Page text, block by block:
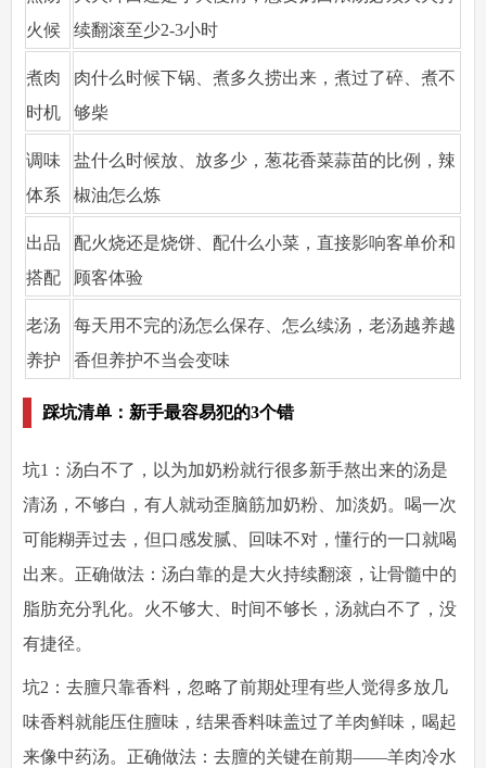
火候
续翻滚至少2-3小时
煮肉
时机
肉什么时候下锅、煮多久捞出来，煮过了碎、煮不
够柴
调味
体系
盐什么时候放、放多少，葱花香菜蒜苗的比例，辣
椒油怎么炼
出品
搭配
配火烧还是烧饼、配什么小菜，直接影响客单价和
顾客体验
老汤
养护
每天用不完的汤怎么保存、怎么续汤，老汤越养越
香但养护不当会变味
踩坑清单：新手最容易犯的3个错
坑1：汤白不了，以为加奶粉就行很多新手熬出来的汤是
清汤，不够白，有人就动歪脑筋加奶粉、加淡奶。喝一次
可能糊弄过去，但口感发腻、回味不对，懂行的一口就喝
出来。 正确做法 ：汤白靠的是大火持续翻滚，让骨髓中的
脂肪充分乳化。火不够大、时间不够长，汤就白不了，没
有捷径。
坑2：去膻只靠香料，忽略了前期处理有些人觉得多放几
味香料就能压住膻味，结果香料味盖过了羊肉鲜味，喝起
来像中药汤。 正确做法 ：去膻的关键在前期——羊肉冷水